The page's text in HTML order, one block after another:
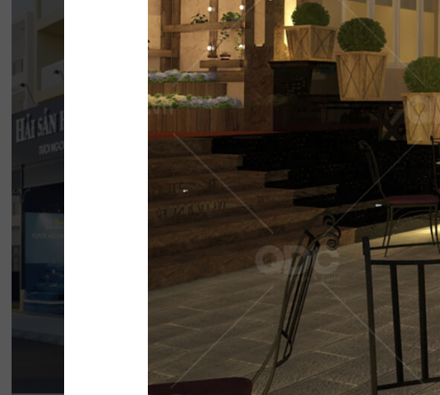
HẢI SẢN HOÀNG
Đội ngũ thiết kế QDC đã khéo léo kết hợp nét
phong cách Địa Trung Hải với vẻ đẹp thanh lịch,
của Indochine
Chi tiết